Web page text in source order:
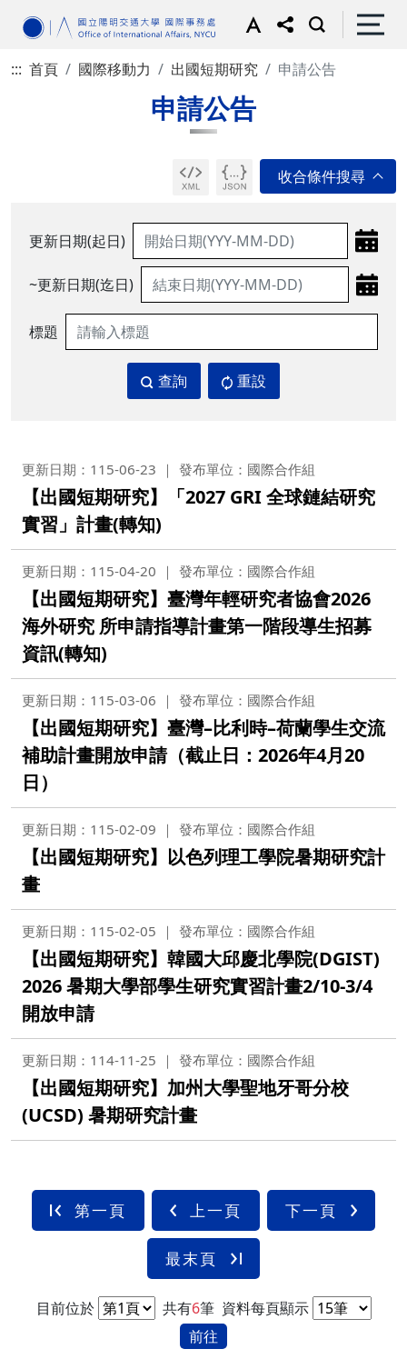
::: 首頁 國際移動力 出國短期研究 申請公告
申請公告
更新日期(起日)
~更新日期(迄日)
標題
查詢 重設
更新日期：115-06-23 發布單位：國際合作組
【出國短期研究】「2027 GRI 全球鏈結研究
實習」計畫(轉知)
更新日期：115-04-20 發布單位：國際合作組
【出國短期研究】臺灣年輕研究者協會2026
海外研究 所申請指導計畫第一階段導生招募
資訊(轉知)
更新日期：115-03-06 發布單位：國際合作組
【出國短期研究】臺灣–比利時–荷蘭學生交流
補助計畫開放申請（截止日：2026年4月20
日）
更新日期：115-02-09 發布單位：國際合作組
【出國短期研究】以色列理工學院暑期研究計
畫
更新日期：115-02-05 發布單位：國際合作組
【出國短期研究】韓國大邱慶北學院(DGIST)
2026 暑期大學部學生研究實習計畫2/10-3/4
開放申請
更新日期：114-11-25 發布單位：國際合作組
【出國短期研究】加州大學聖地牙哥分校
(UCSD) 暑期研究計畫
第一頁 上一頁 下一頁
最末頁
目前位於 共有6筆 資料每頁顯示
前往